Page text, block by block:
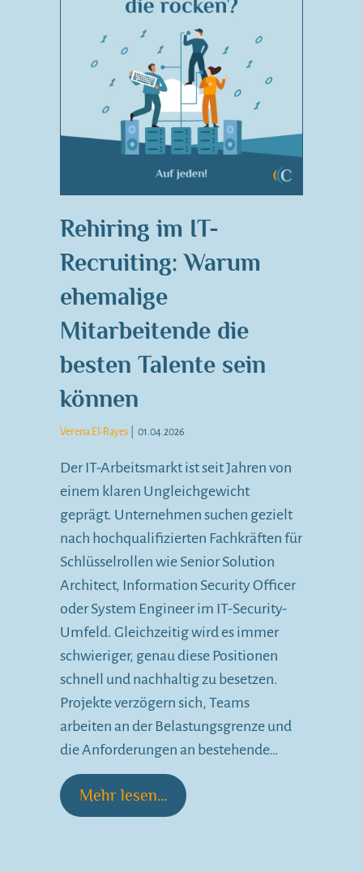
Rehiring im IT-
Recruiting: Warum
ehemalige
Mitarbeitende die
besten Talente sein
können
Verena El-Rayes 01.04.2026
Der IT-Arbeitsmarkt ist seit Jahren von
einem klaren Ungleichgewicht
geprägt. Unternehmen suchen gezielt
nach hochqualifizierten Fachkräften für
Schlüsselrollen wie Senior Solution
Architect, Information Security Officer
oder System Engineer im IT-Security-
Umfeld. Gleichzeitig wird es immer
schwieriger, genau diese Positionen
schnell und nachhaltig zu besetzen.
Projekte verzögern sich, Teams
arbeiten an der Belastungsgrenze und
die Anforderungen an bestehende…
Mehr lesen...